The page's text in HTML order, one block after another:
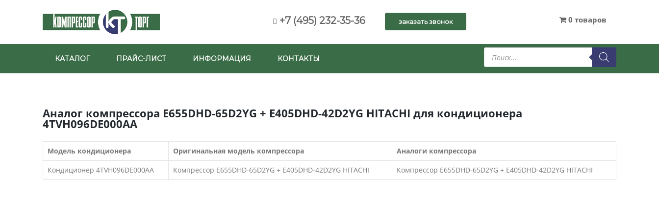
+7 (495) 232-35-36 заказать звонок 0 товаров
КАТАЛОГ ПРАЙС-ЛИСТ ИНФОРМАЦИЯ КОНТАКТЫ
Поиск
товаров
Аналог компрессора E655DHD-65D2YG + E405DHD-42D2YG HITACHI для кондиционера
4TVH096DE000AA
Модель кондиционера Оригинальная модель компрессора Аналоги компрессора
Кондиционер 4TVH096DE000AA Компрессор E655DHD-65D2YG + E405DHD-42D2YG HITACHI Компрессор E655DHD-65D2YG + E405DHD-42D2YG HITACHI